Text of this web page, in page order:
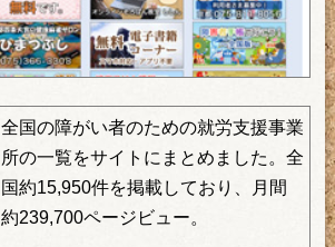
全国の障がい者のための就労支援事業
所の一覧をサイトにまとめました。全
国約15,950件を掲載しており、月間
約239,700ページビュー。